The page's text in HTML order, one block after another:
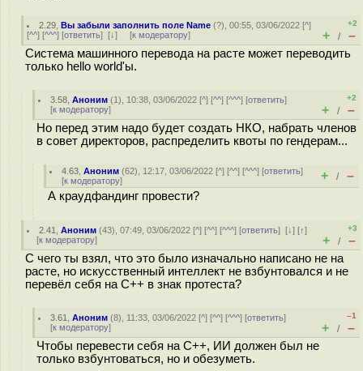
2.29 ,Вы забыли заполнить поле Name (?), 00:55, 03/06/2022 [^]
[^^] [^^^] [ответить] [↓] [к модератору]
+2
+ / –
Система машинного перевода на расте может переводить
только hello world'ы.
3.58 ,Аноним (1), 10:38, 03/06/2022 [^] [^^] [^^^] [ответить]
[к модератору]
+2
+ / –
Но перед этим надо будет создать НКО, набрать членов
в совет директоров, распределить квоты по гендерам...
4.63 ,Аноним (62), 12:17, 03/06/2022 [^] [^^] [^^^] [ответить]
[к модератору] + / –
А краудфандинг провести?
2.41 ,Аноним (43), 07:49, 03/06/2022 [^] [^^] [^^^] [ответить][↓] [↑]
[к модератору]
+3
+ / –
С чего ты взял, что это было изначально написано не на
расте, но искусственный интеллект не взбунтовался и не
перевёл себя на C++ в знак протеста?
3.61 ,Аноним (8), 11:33, 03/06/2022 [^] [^^] [^^^] [ответить]
[к модератору]
–1
+ / –
Чтобы перевести себя на C++, ИИ должен был не
только взбунтоваться, но и обезуметь.